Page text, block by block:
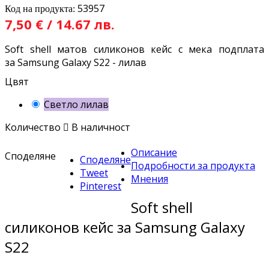
Код на продукта: 53957
7,50 € / 14.67 лв.
Soft shell матов силиконов кейс с мека подплата
за Samsung Galaxy S22 - лилав
Цвят
Светло лилав
Количество  В наличност
Споделяне
Споделяне
Tweet
Pinterest
Описание
Подробности за продукта
Мнения
Soft shell
силиконов кейс за Samsung Galaxy
S22